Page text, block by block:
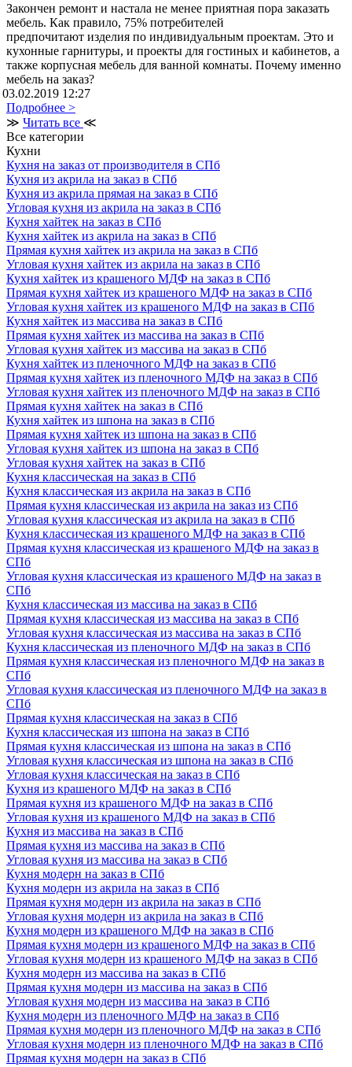
Закончен ремонт и настала не менее приятная пора заказать
мебель. Как правило, 75% потребителей
предпочитают изделия по индивидуальным проектам. Это и
кухонные гарнитуры, и проекты для гостиных и кабинетов, а
также корпусная мебель для ванной комнаты. Почему именно
мебель на заказ?
03.02.2019 12:27
Подробнее >
≫ Читать все ≪
Все категории
Кухни
Кухня на заказ от производителя в СПб
Кухня из акрила на заказ в СПб
Кухня из акрила прямая на заказ в СПб
Угловая кухня из акрила на заказ в СПб
Кухня хайтек на заказ в СПб
Кухня хайтек из акрила на заказ в СПб
Прямая кухня хайтек из акрила на заказ в СПб
Угловая кухня хайтек из акрила на заказ в СПб
Кухня хайтек из крашеного МДФ на заказ в СПб
Прямая кухня хайтек из крашеного МДФ на заказ в СПб
Угловая кухня хайтек из крашеного МДФ на заказ в СПб
Кухня хайтек из массива на заказ в СПб
Прямая кухня хайтек из массива на заказ в СПб
Угловая кухня хайтек из массива на заказ в СПб
Кухня хайтек из пленочного МДФ на заказ в СПб
Прямая кухня хайтек из пленочного МДФ на заказ в СПб
Угловая кухня хайтек из пленочного МДФ на заказ в СПб
Прямая кухня хайтек на заказ в СПб
Кухня хайтек из шпона на заказ в СПб
Прямая кухня хайтек из шпона на заказ в СПб
Угловая кухня хайтек из шпона на заказ в СПб
Угловая кухня хайтек на заказ в СПб
Кухня классическая на заказ в СПб
Кухня классическая из акрила на заказ в СПб
Прямая кухня классическая из акрила на заказ из СПб
Угловая кухня классическая из акрила на заказ в СПб
Кухня классическая из крашеного МДФ на заказ в СПб
Прямая кухня классическая из крашеного МДФ на заказ в
СПб
Угловая кухня классическая из крашеного МДФ на заказ в
СПб
Кухня классическая из массива на заказ в СПб
Прямая кухня классическая из массива на заказ в СПб
Угловая кухня классическая из массива на заказ в СПб
Кухня классическая из пленочного МДФ на заказ в СПб
Прямая кухня классическая из пленочного МДФ на заказ в
СПб
Угловая кухня классическая из пленочного МДФ на заказ в
СПб
Прямая кухня классическая на заказ в СПб
Кухня классическая из шпона на заказ в СПб
Прямая кухня классическая из шпона на заказ в СПб
Угловая кухня классическая из шпона на заказ в СПб
Угловая кухня классическая на заказ в СПб
Кухня из крашеного МДФ на заказ в СПб
Прямая кухня из крашеного МДФ на заказ в СПб
Угловая кухня из крашеного МДФ на заказ в СПб
Кухня из массива на заказ в СПб
Прямая кухня из массива на заказ в СПб
Угловая кухня из массива на заказ в СПб
Кухня модерн на заказ в СПб
Кухня модерн из акрила на заказ в СПб
Прямая кухня модерн из акрила на заказ в СПб
Угловая кухня модерн из акрила на заказ в СПб
Кухня модерн из крашеного МДФ на заказ в СПб
Прямая кухня модерн из крашеного МДФ на заказ в СПб
Угловая кухня модерн из крашеного МДФ на заказ в СПб
Кухня модерн из массива на заказ в СПб
Прямая кухня модерн из массива на заказ в СПб
Угловая кухня модерн из массива на заказ в СПб
Кухня модерн из пленочного МДФ на заказ в СПб
Прямая кухня модерн из пленочного МДФ на заказ в СПб
Угловая кухня модерн из пленочного МДФ на заказ в СПб
Прямая кухня модерн на заказ в СПб